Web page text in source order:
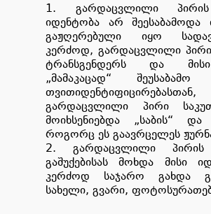
გარდაცვლილი
იდენტობა არ
გაჟღერებული იყო
კერძოდ, გარდაცვლილი
ტრანსგენდერს და მისი
„მამაკაცად“
გარდაცვლილი პირი
მოიხსენიებდა „საბის“
როგორც ეს გაავრცელეს
გარდაცვლილი
გაშუქებისას მოხდა მისი
კერძოდ საჯარო გახდა
სახელი, გვარი,